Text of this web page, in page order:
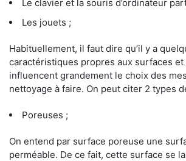
Le clavier et la souris d’ordinateur
Les jouets ;
Habituellement, il faut dire qu’il y a
caractéristiques propres aux surfaces et
influencent grandement le choix des
nettoyage à faire. On peut citer 2 types
Poreuses ;
On entend par surface poreuse une
perméable. De ce fait, cette surface se